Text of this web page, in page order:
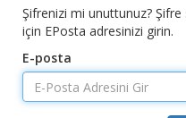
Şifrenizi mi unuttunuz? Şifre
için EPosta adresinizi girin.
E-posta